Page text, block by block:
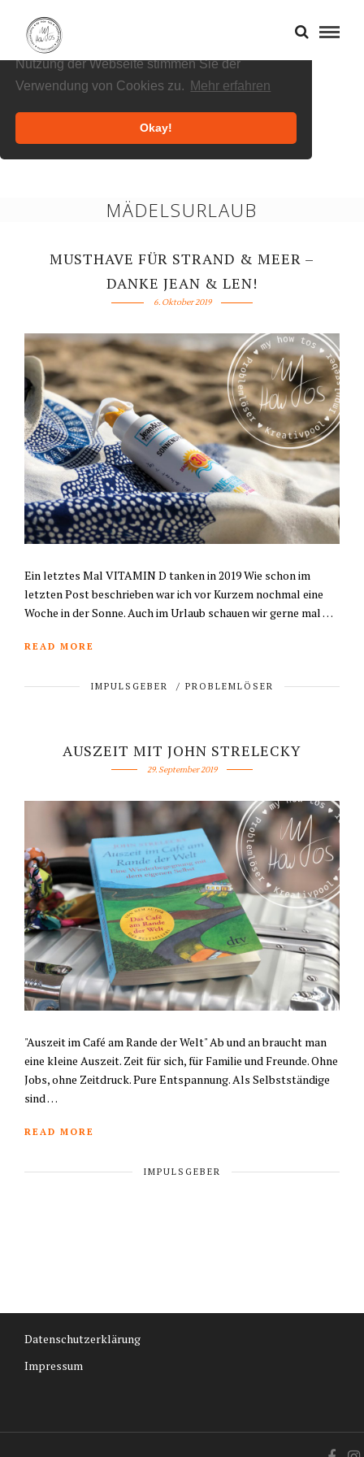
Cookies helfen uns bei der Bereitstellung
unserer Inhalte und Dienste. Durch die weitere
Nutzung der Webseite stimmen Sie der
Verwendung von Cookies zu.
Mehr erfahren
Okay!
MÄDELSURLAUB
MUSTHAVE FÜR STRAND & MEER –
DANKE JEAN & LEN!
6. Oktober 2019
Ein letztes Mal VITAMIN D tanken in 2019 Wie schon im
letzten Post beschrieben war ich vor Kurzem nochmal eine
Woche in der Sonne. Auch im Urlaub schauen wir gerne mal …
READ MORE
IMPULSGEBER / PROBLEMLÖSER
AUSZEIT MIT JOHN STRELECKY
29. September 2019
"Auszeit im Café am Rande der Welt" Ab und an braucht man
eine kleine Auszeit. Zeit für sich, für Familie und Freunde. Ohne
Jobs, ohne Zeitdruck. Pure Entspannung. Als Selbstständige
sind …
READ MORE
IMPULSGEBER
Datenschutzerklärung
Impressum